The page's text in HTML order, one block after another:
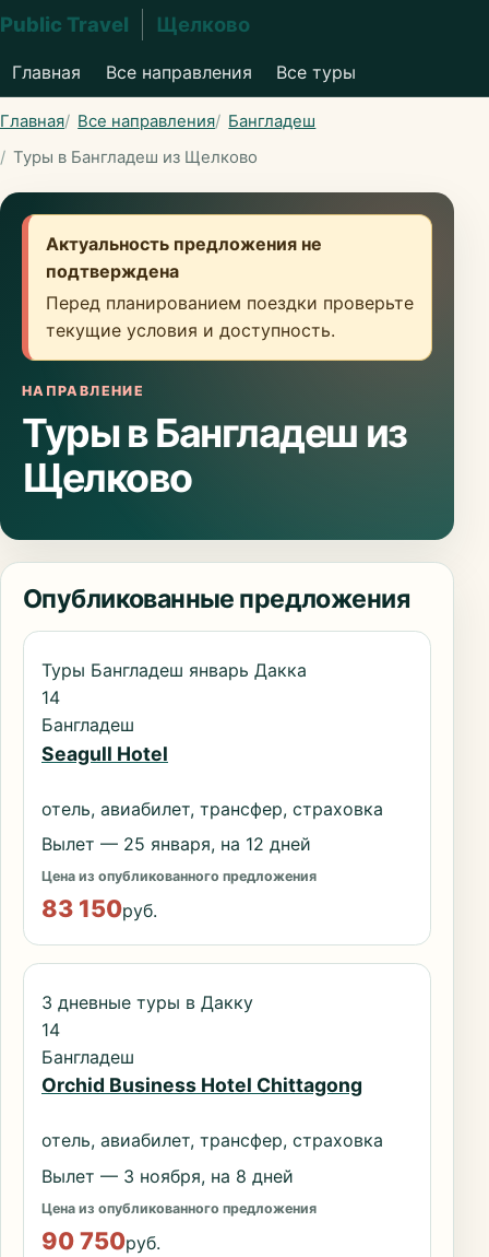
Public Travel Щелково
Главная Все направления Все туры
Главная Все направления
Бангладеш
Туры в Бангладеш из Щелково
Актуальность предложения не
подтверждена
Перед планированием поездки проверьте
текущие условия и доступность.
НАПРАВЛЕНИЕ
Туры в Бангладеш из
Щелково
Опубликованные предложения
Туры Бангладеш январь Дакка
14
Бангладеш
Seagull Hotel
отель, авиабилет, трансфер, страховка
Вылет — 25 января, на 12 дней
Цена из опубликованного предложения
83 150руб.
3 дневные туры в Дакку
14
Бангладеш
Orchid Business Hotel Chittagong
отель, авиабилет, трансфер, страховка
Вылет — 3 ноября, на 8 дней
Цена из опубликованного предложения
90 750руб.